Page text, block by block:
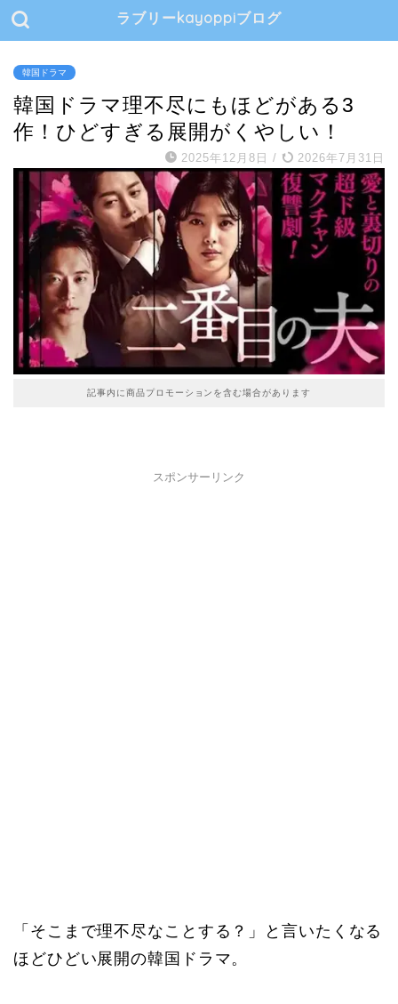
ラブリーkayoppiブログ
韓国ドラマ
韓国ドラマ理不尽にもほどがある3
作！ひどすぎる展開がくやしい！
2025年12月8日 / 2026年7月31日
記事内に商品プロモーションを含む場合があります
スポンサーリンク
「そこまで理不尽なことする？」と言いたくなる
ほどひどい展開の韓国ドラマ。